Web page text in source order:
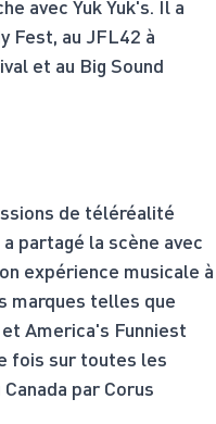
avec Yuk Yuk's. Il a
Fest, au JFL42 à
et au Big Sound
de téléréalité
partagé la scène avec
expérience musicale à
marques telles que
America's Funniest
fois sur toutes les
par Corus